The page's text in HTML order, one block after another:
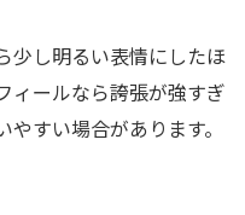
少し明るい表情にしたほ
ィールなら誇張が強すぎ
すい場合があります。